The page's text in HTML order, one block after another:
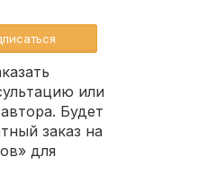
или
Будет
заказ на
для